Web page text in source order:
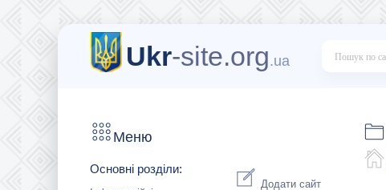
Ukr-site.org.ua
Меню
Основні розділи:
Додати сайт